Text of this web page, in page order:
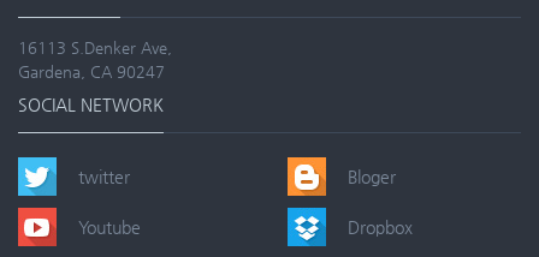
16113 S.Denker Ave,
Gardena, CA 90247
SOCIAL NETWORK
twitter
Youtube
Bloger
Dropbox